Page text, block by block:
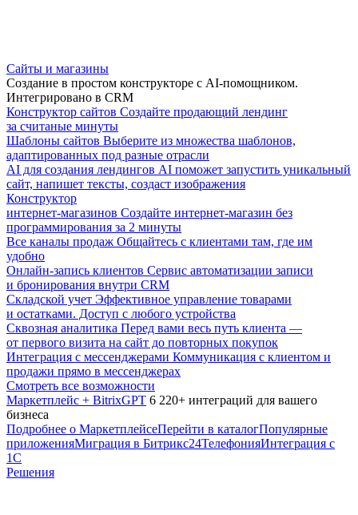
Сайты и магазины
Создание в простом конструкторе с AI-помощником.
Интегрировано в CRM
Конструктор сайтов Создайте продающий лендинг
за считаные минуты
Шаблоны сайтов Выберите из множества шаблонов,
адаптированных под разные отрасли
AI для создания лендингов AI поможет запустить уникальный
сайт, напишет тексты, создаст изображения
Конструктор
интернет-магазинов Создайте интернет-магазин без
программирования за 2 минуты
Все каналы продаж Общайтесь с клиентами там, где им
удобно
Онлайн-запись клиентов Сервис автоматизации записи
и бронирования внутри CRM
Складской учет Эффективное управление товарами
и остатками. Доступ с любого устройства
Сквозная аналитика Перед вами весь путь клиента —
от первого визита на сайт до повторных покупок
Интеграция с мессенджерами Коммуникация с клиентом и
продажи прямо в мессенджерах
Смотреть все возможности
Маркетплейс + BitrixGPT 6 220+ интеграций для вашего
бизнеса
Подробнее о МаркетплейсеПерейти в каталогПопулярные
приложенияМиграция в Битрикс24ТелефонияИнтеграция с
1С
Решения